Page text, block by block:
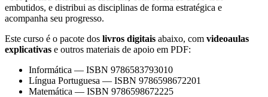
embutidos, e distribui as disciplinas de forma estratégica e
acompanha seu progresso.
Este curso é o pacote dos livros digitais abaixo, com videoaulas
explicativas e outros materiais de apoio em PDF:
Informática — ISBN 9786583793010
Língua Portuguesa — ISBN 9786598672201
Matemática — ISBN 9786598672225